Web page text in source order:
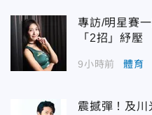
專訪/明星賽
「2招」紓
9小時前 體育
震撼彈！及